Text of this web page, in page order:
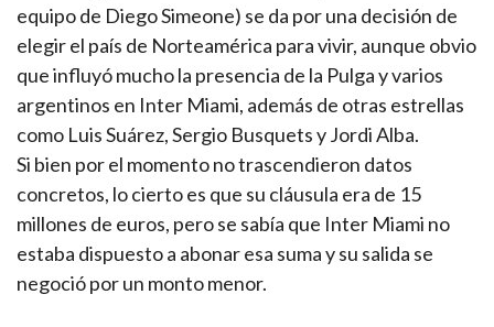
equipo de Diego Simeone) se da por una decisión de
elegir el país de Norteamérica para vivir, aunque obvio
que influyó mucho la presencia de la Pulga y varios
argentinos en Inter Miami, además de otras estrellas
como Luis Suárez, Sergio Busquets y Jordi Alba.
Si bien por el momento no trascendieron datos
concretos, lo cierto es que su cláusula era de 15
millones de euros, pero se sabía que Inter Miami no
estaba dispuesto a abonar esa suma y su salida se
negoció por un monto menor.